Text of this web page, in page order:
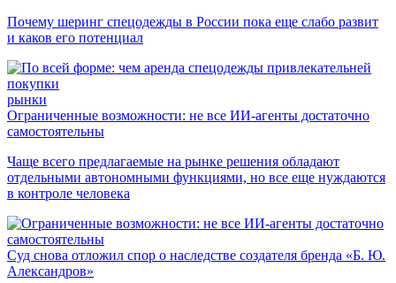
Почему шеринг спецодежды в России пока еще слабо развит
и каков его потенциал
рынки
Ограниченные возможности: не все ИИ-агенты достаточно
самостоятельны
Чаще всего предлагаемые на рынке решения обладают
отдельными автономными функциями, но все еще нуждаются
в контроле человека
Суд снова отложил спор о наследстве создателя бренда «Б. Ю.
Александров»